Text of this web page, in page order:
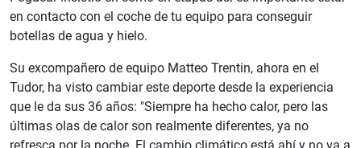
en contacto con el coche de tu equipo para conseguir
botellas de agua y hielo.
Su excompañero de equipo Matteo Trentin, ahora en el
Tudor, ha visto cambiar este deporte desde la experiencia
que le da sus 36 años: "Siempre ha hecho calor, pero las
últimas olas de calor son realmente diferentes, ya no